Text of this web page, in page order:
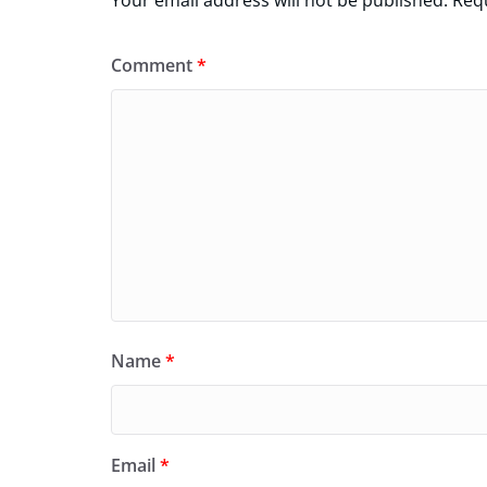
Comment*
Name*
Email*